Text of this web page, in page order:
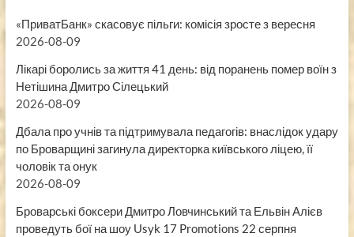
«ПриватБанк» скасовує пільги: комісія зросте з вересня
2026-08-09
Лікарі боролись за життя 41 день: від поранень помер воїн з
Нетішина Дмитро Сілецький
2026-08-09
Дбала про учнів та підтримувала педагогів: внаслідок удару
по Броварщині загинула директорка київського ліцею, її
чоловік та онук
2026-08-09
Броварські боксери Дмитро Ловчинський та Ельвін Алієв
проведуть бої на шоу Usyk 17 Promotions 22 серпня